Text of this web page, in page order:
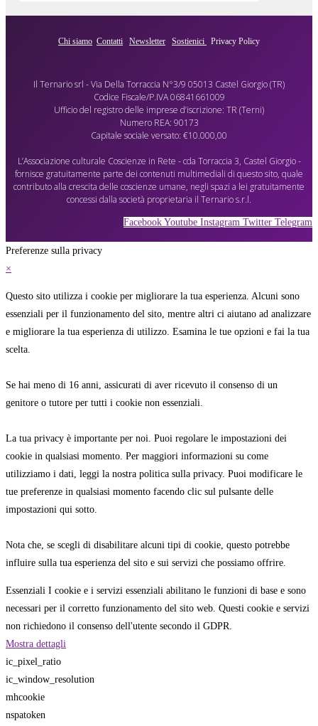
Chi siamo Contatti Newsletter Sostienici Privacy Policy
Il Ternario srl - Via Della Torraccia N°3/9 05013 Castel Giorgio (TR)
Codice Fiscale/P.IVA 06841661009
Ufficio del registro delle imprese d’iscrizione: TR (Terni)
Numero REA: 90173
Capitale sociale versato: €10.000,00
L’Associazione culturale Coscienze in Rete - cda Torraccia 3, Castel Giorgio -
fornisce gratuitamente parte dei contenuti multimediali di questo sito, quale
contributo alla crescita delle coscienze umane, negli spazi a lei gratuitamente
concessi dalla società proprietaria il Ternario s.r.l.
Facebook Youtube Instagram Twitter Telegram
Preferenze sulla privacy
×
Questo sito utilizza i cookie per migliorare la tua esperienza. Alcuni sono
essenziali per il funzionamento del sito, mentre altri ci aiutano ad analizzare
e migliorare la tua esperienza di utilizzo. Esamina le tue opzioni e fai la tua
scelta.
Se hai meno di 16 anni, assicurati di aver ricevuto il consenso di un
genitore o tutore per tutti i cookie non essenziali.
La tua privacy è importante per noi. Puoi regolare le impostazioni dei
cookie in qualsiasi momento. Per maggiori informazioni su come
utilizziamo i dati, leggi la nostra politica sulla privacy. Puoi modificare le
tue preferenze in qualsiasi momento facendo clic sul pulsante delle
impostazioni qui sotto.
Nota che, se scegli di disabilitare alcuni tipi di cookie, questo potrebbe
influire sulla tua esperienza del sito e sui servizi che possiamo offrire.
Essenziali I cookie e i servizi essenziali abilitano le funzioni di base e sono
necessari per il corretto funzionamento del sito web. Questi cookie e servizi
non richiedono il consenso dell'utente secondo il GDPR.
Mostra dettagli
ic_pixel_ratio
ic_window_resolution
mhcookie
nspatoken